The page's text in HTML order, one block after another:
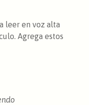
leer en voz alta
Agrega estos